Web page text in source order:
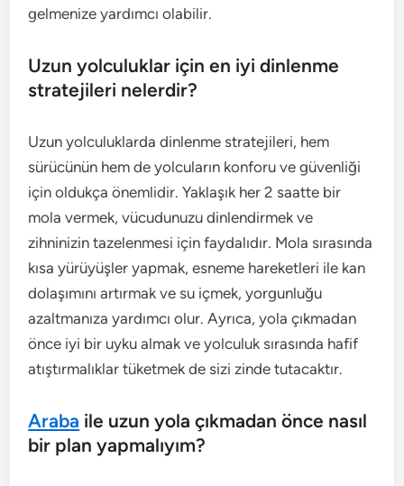
gelmenize yardımcı olabilir.
Uzun yolculuklar için en iyi dinlenme
stratejileri nelerdir?
Uzun yolculuklarda dinlenme stratejileri, hem
sürücünün hem de yolcuların konforu ve güvenliği
için oldukça önemlidir. Yaklaşık her 2 saatte bir
mola vermek, vücudunuzu dinlendirmek ve
zihninizin tazelenmesi için faydalıdır. Mola sırasında
kısa yürüyüşler yapmak, esneme hareketleri ile kan
dolaşımını artırmak ve su içmek, yorgunluğu
azaltmanıza yardımcı olur. Ayrıca, yola çıkmadan
önce iyi bir uyku almak ve yolculuk sırasında hafif
atıştırmalıklar tüketmek de sizi zinde tutacaktır.
Araba ile uzun yola çıkmadan önce nasıl
bir plan yapmalıyım?